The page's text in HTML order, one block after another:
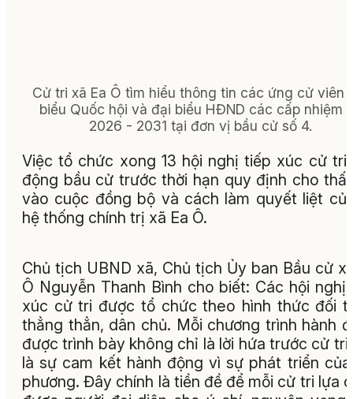
Cử tri xã Ea Ô tìm hiểu thông tin các ứng cử viên
biểu Quốc hội và đại biểu HĐND các cấp nhiệm
2026 - 2031 tại đơn vị bầu cử số 4.
Việc tổ chức xong 13 hội nghị tiếp xúc cử tri
động bầu cử trước thời hạn quy định cho
vào cuộc đồng bộ và cách làm quyết liệt
hệ thống chính trị xã Ea Ô.
Chủ tịch UBND xã, Chủ tịch Ủy ban Bầu cử
Ô Nguyễn Thanh Bình cho biết: Các hội nghị
xúc cử tri được tổ chức theo hình thức đối
thẳng thẳn, dân chủ. Mỗi chương trình hành
được trình bày không chỉ là lời hứa trước cử
là sự cam kết hành động vì sự phát triển
phương. Đây chính là tiền đề để mỗi cử tri lựa